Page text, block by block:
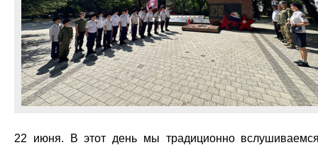
22 июня. В этот день мы традиционно